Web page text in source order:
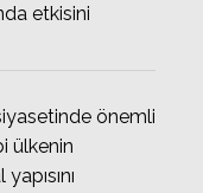
etkisini
önemli
ülkenin